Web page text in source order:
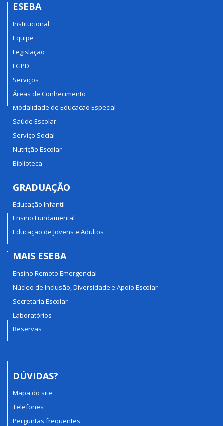
ESEBA
Institucional
Equipe
Legislação
LGPD
Serviços
Áreas de Conhecimento
Modalidade de Educação Especial
Saúde Escolar
Serviço Social
Nutrição Escolar
Biblioteca
GRADUAÇÃO
Educação Infantil
Ensino Fundamental
Educação de Jovens e Adultos
MAIS ESEBA
Ensino Remoto Emergencial
Núcleo de Inclusão, Diversidade e Apoio Escolar
Secretaria Escolar
Laboratórios
Reservas
DÚVIDAS?
Mapa do site
Telefones
Perguntas frequentes